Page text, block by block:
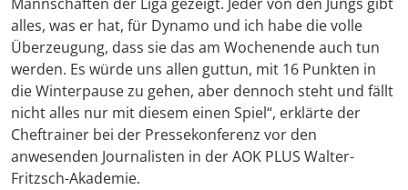
alles, was er hat, für Dynamo und ich habe die volle
Überzeugung, dass sie das am Wochenende auch tun
werden. Es würde uns allen guttun, mit 16 Punkten in
die Winterpause zu gehen, aber dennoch steht und fällt
nicht alles nur mit diesem einen Spiel“, erklärte der
Cheftrainer bei der Pressekonferenz vor den
anwesenden Journalisten in der AOK PLUS Walter-
Fritzsch-Akademie.